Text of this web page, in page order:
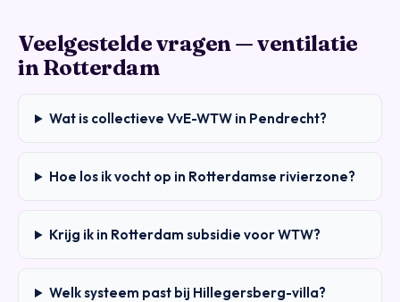
Veelgestelde vragen — ventilatie
in Rotterdam
Wat is collectieve VvE-WTW in Pendrecht?
Hoe los ik vocht op in Rotterdamse rivierzone?
Krijg ik in Rotterdam subsidie voor WTW?
Welk systeem past bij Hillegersberg-villa?